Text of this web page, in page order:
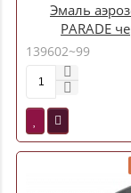
Эмаль
PARADE
глянцевый
139602~99